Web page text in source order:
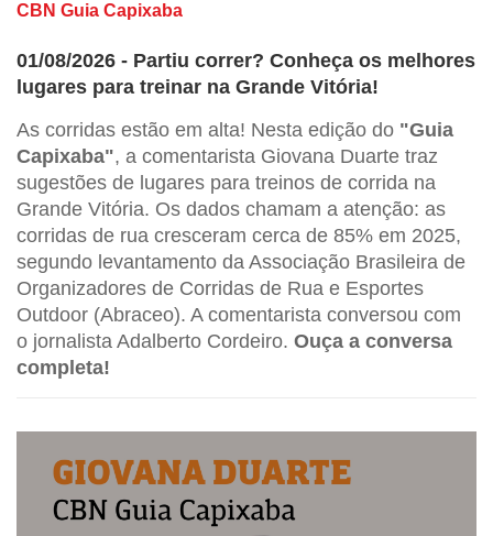
CBN Guia Capixaba
01/08/2026 - Partiu correr? Conheça os melhores
lugares para treinar na Grande Vitória!
As corridas estão em alta! Nesta edição do "Guia
Capixaba", a comentarista Giovana Duarte traz
sugestões de lugares para treinos de corrida na
Grande Vitória. Os dados chamam a atenção: as
corridas de rua cresceram cerca de 85% em 2025,
segundo levantamento da Associação Brasileira de
Organizadores de Corridas de Rua e Esportes
Outdoor (Abraceo). A comentarista conversou com
o jornalista Adalberto Cordeiro. Ouça a conversa
completa!